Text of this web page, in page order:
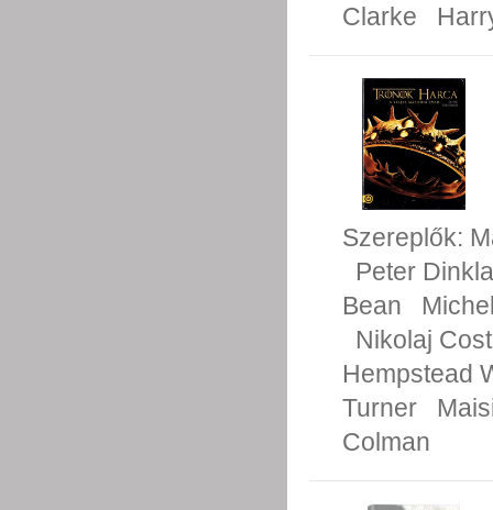
Clarke
Szereplők:
Peter
Bean
Nikolaj
Hempstead
Turner
Colman